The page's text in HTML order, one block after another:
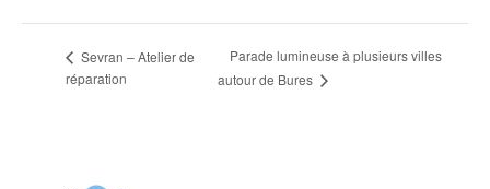
Sevran – Atelier de
réparation
Parade lumineuse à plusieurs villes
autour de Bures